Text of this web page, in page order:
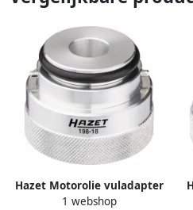
Hazet Motorolie vuladapter
198-18
1 webshop